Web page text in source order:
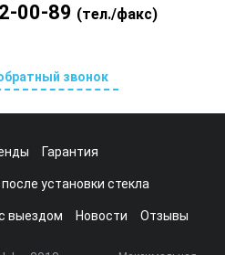
00-89 (тел./факс)
звонок
Гарантия
установки стекла
выездом Новости Отзывы